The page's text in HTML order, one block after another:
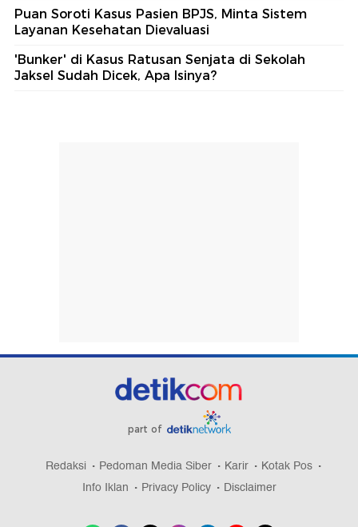
Puan Soroti Kasus Pasien BPJS, Minta Sistem
Layanan Kesehatan Dievaluasi
'Bunker' di Kasus Ratusan Senjata di Sekolah
Jaksel Sudah Dicek, Apa Isinya?
part of
Redaksi Pedoman Media Siber Karir
Kotak Pos
Info Iklan
Privacy Policy Disclaimer